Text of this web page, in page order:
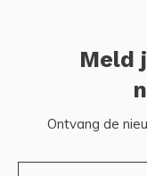
Meld
Ontvang de